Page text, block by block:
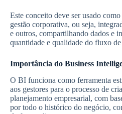
Este conceito deve ser usado
gestão corporativa, ou seja,
e outros, compartilhando dados e
quantidade e qualidade do fluxo
Importância do Business
O BI funciona como ferramenta
aos gestores para o processo de
planejamento empresarial, com
por todo o histórico do negócio,